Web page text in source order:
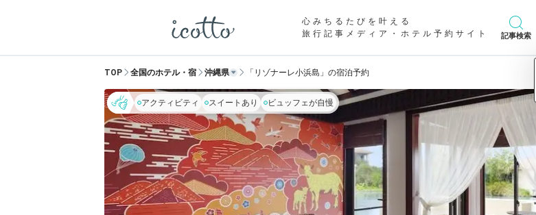
心みちるたびを叶える
旅行記事メディア・ホテル予約サイト
記事検索
TOP 全国のホテル・宿 沖縄県 「リゾナーレ小浜島」の宿泊予約
アクティビティ スイートあり ビュッフェが自慢